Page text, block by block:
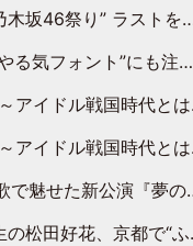
のは賀喜遥香…5年ぶりの登場に「5年分大人になった私を見ていただけたら」
も注目 乃木坂46が挑んだ書道パフォーマンスの舞台裏
んぱ組.inc・古川未鈴×相沢梨紗「『ハロプロやりたかったな』って言ったら、夢眠ねむさんに『てめえはでんぱ組．incなんだよ！』って肩パンされて(笑)」
：私立恵比寿中学・真山りか×安本彩花「TIFで10年ぶりのキョンシーメイクをしたら、場を完全に引かせてしまって。時代が変わったんだなって」
『夢のポップスター』 初日から全身全霊のステージ
つの家族”をはしご！ “母”黒谷友香に見送られ、“父”松岡昌宏とはハシゴ酒